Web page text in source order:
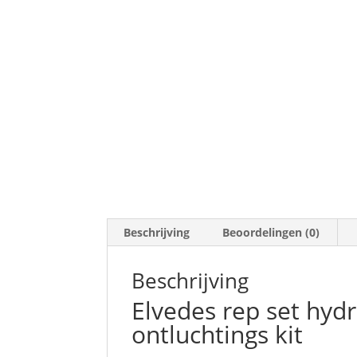
Beschrijving Beoordelingen (0)
Beschrijving
Elvedes rep set
ontluchtings kit